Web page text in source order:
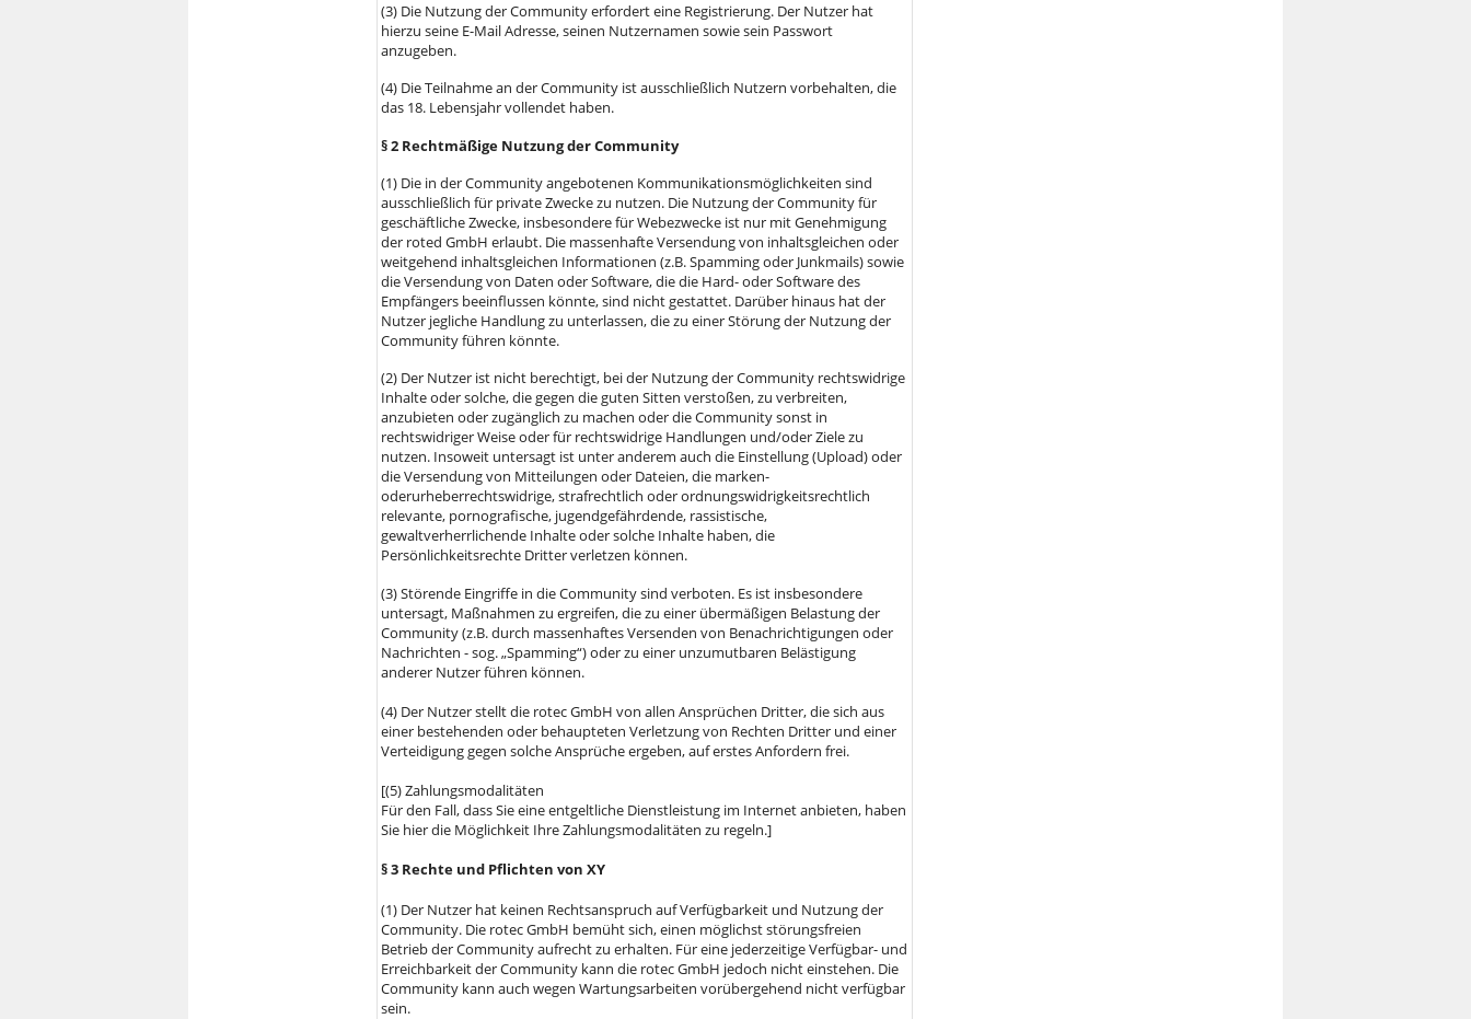
(3) Die Nutzung der Community erfordert eine Registrierung. Der Nutzer hat
hierzu seine E-Mail Adresse, seinen Nutzernamen sowie sein Passwort
anzugeben.
(4) Die Teilnahme an der Community ist ausschließlich Nutzern vorbehalten, die
das 18. Lebensjahr vollendet haben.
§ 2 Rechtmäßige Nutzung der Community
(1) Die in der Community angebotenen Kommunikationsmöglichkeiten sind
ausschließlich für private Zwecke zu nutzen. Die Nutzung der Community für
geschäftliche Zwecke, insbesondere für Webezwecke ist nur mit Genehmigung
der roted GmbH erlaubt. Die massenhafte Versendung von inhaltsgleichen oder
weitgehend inhaltsgleichen Informationen (z.B. Spamming oder Junkmails) sowie
die Versendung von Daten oder Software, die die Hard- oder Software des
Empfängers beeinflussen könnte, sind nicht gestattet. Darüber hinaus hat der
Nutzer jegliche Handlung zu unterlassen, die zu einer Störung der Nutzung der
Community führen könnte.
(2) Der Nutzer ist nicht berechtigt, bei der Nutzung der Community rechtswidrige
Inhalte oder solche, die gegen die guten Sitten verstoßen, zu verbreiten,
anzubieten oder zugänglich zu machen oder die Community sonst in
rechtswidriger Weise oder für rechtswidrige Handlungen und/oder Ziele zu
nutzen. Insoweit untersagt ist unter anderem auch die Einstellung (Upload) oder
die Versendung von Mitteilungen oder Dateien, die marken-
oderurheberrechtswidrige, strafrechtlich oder ordnungswidrigkeitsrechtlich
relevante, pornografische, jugendgefährdende, rassistische,
gewaltverherrlichende Inhalte oder solche Inhalte haben, die
Persönlichkeitsrechte Dritter verletzen können.
(3) Störende Eingriffe in die Community sind verboten. Es ist insbesondere
untersagt, Maßnahmen zu ergreifen, die zu einer übermäßigen Belastung der
Community (z.B. durch massenhaftes Versenden von Benachrichtigungen oder
Nachrichten - sog. „Spamming“) oder zu einer unzumutbaren Belästigung
anderer Nutzer führen können.
(4) Der Nutzer stellt die rotec GmbH von allen Ansprüchen Dritter, die sich aus
einer bestehenden oder behaupteten Verletzung von Rechten Dritter und einer
Verteidigung gegen solche Ansprüche ergeben, auf erstes Anfordern frei.
[(5) Zahlungsmodalitäten
Für den Fall, dass Sie eine entgeltliche Dienstleistung im Internet anbieten, haben
Sie hier die Möglichkeit Ihre Zahlungsmodalitäten zu regeln.]
§ 3 Rechte und Pflichten von XY
(1) Der Nutzer hat keinen Rechtsanspruch auf Verfügbarkeit und Nutzung der
Community. Die rotec GmbH bemüht sich, einen möglichst störungsfreien
Betrieb der Community aufrecht zu erhalten. Für eine jederzeitige Verfügbar- und
Erreichbarkeit der Community kann die rotec GmbH jedoch nicht einstehen. Die
Community kann auch wegen Wartungsarbeiten vorübergehend nicht verfügbar
sein.